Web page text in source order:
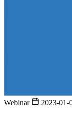
Webinar 2023-01-